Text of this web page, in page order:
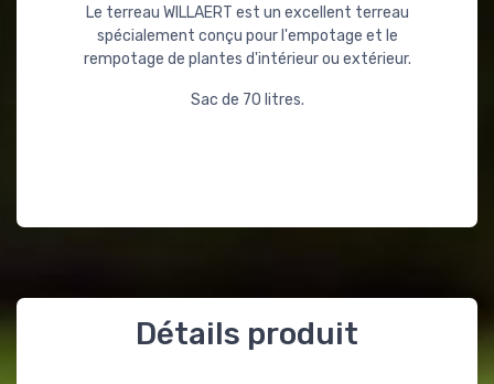
Le terreau WILLAERT est un excellent terreau
spécialement conçu pour l'empotage et le
rempotage de plantes d'intérieur ou extérieur.
Sac de 70 litres.
Détails produit